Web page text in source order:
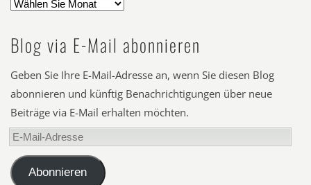
Blog via E-Mail abonnieren
Geben Sie Ihre E-Mail-Adresse an, wenn Sie diesen Blog
abonnieren und künftig Benachrichtigungen über neue
Beiträge via E-Mail erhalten möchten.
E-
Mail-
AdresseAbonnieren